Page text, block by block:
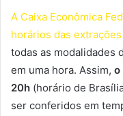
A Caixa Econômica
horários das
todas as modalidades
em uma hora. Assim, o
20h (horário de
ser conferidos em